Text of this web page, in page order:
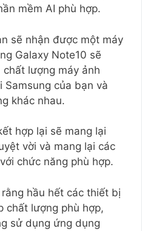
mềm AI phù hợp.
sẽ nhận được một máy
Galaxy Note10 sẽ
lượng máy ảnh
của bạn và
khác nhau.
hợp lại sẽ mang lại
vời và mang lại các
chức năng phù hợp.
hầu hết các thiết bị
chất lượng phù hợp,
sử dụng ứng dụng